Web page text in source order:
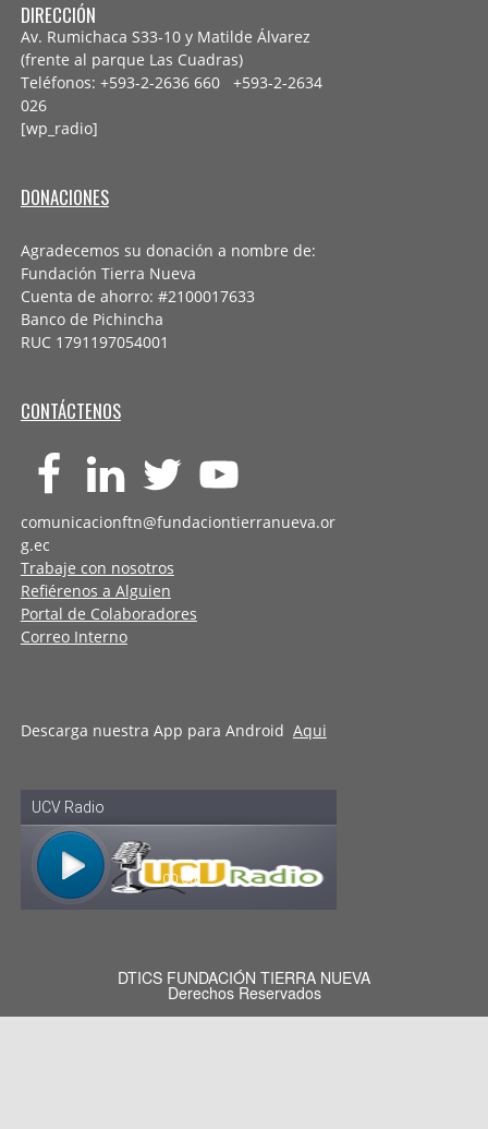
DIRECCIÓN
Av. Rumichaca S33-10 y Matilde Álvarez
(frente al parque Las Cuadras)
Teléfonos: +593-2-2636 660 +593-2-2634
026
[wp_radio]
DONACIONES
Agradecemos su donación a nombre de:
Fundación Tierra Nueva
Cuenta de ahorro: #2100017633
Banco de Pichincha
RUC 1791197054001
CONTÁCTENOS
comunicacionftn@fundaciontierranueva.or
g.ec
Trabaje con nosotros
Refiérenos a Alguien
Portal de Colaboradores
Correo Interno
Descarga nuestra App para Android Aqui
DTICS FUNDACIÓN TIERRA NUEVA
Derechos Reservados